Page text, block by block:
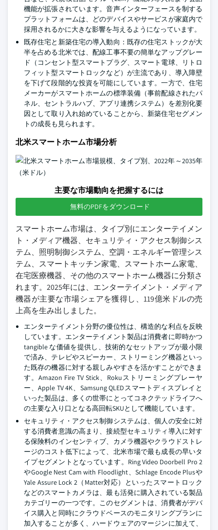
機能が拡張されています。音声インターフェースを制する
プラットフォームは、どのデバイスやサービスが家庭内で
採用されるかに大きな影響を与えるようになっています。
既存住宅と新築住宅の導入動向：既存の住宅ストックが大
半を占める北米では、配線工事不要の簡単なアップグレー
ド（コンセント型スマートプラグ、スマート電球、リトロ
フィット型スマートロックなど）が主流であり、導入障壁
を下げて段階的な投資を可能にしています。一方で、住宅
メーカーがスマートホームの標準装備（事前配線されたパ
ネル、セントラルハブ、アプリ連携システム）を差別化要
因として取り入れ始めていることから、新築住宅セグメン
トの成長も見られます。
北米スマートホーム市場分析
主要な市場動向を把握するには
無料のPDFをダウンロード
スマートホーム市場は、タイプ別にエンターテイメン
ト・メディア機器、セキュリティ・アクセス制御シス
テム、照明制御システム、空調・エネルギー管理シス
テム、スマートキッチン家電、スマートホーム家電、
在宅医療機器、その他のスマートホーム機器に分類さ
れます。2025年には、エンターテイメント・メディア
機器が主要な市場シェアを獲得し、119億米ドルの売
上高を生み出しました。
エンターテイメント分野の優位性は、構造的な利点を反映
しています。エンターテイメント製品は消費者に即時かつ
tangible な価値を提供し、技術的なセットアップが最小限
で済み、テレビやスピーカー、ストリーミング機器といっ
た既存の機器に対する親しみやすさを活かすことができま
す。Amazon Fire TV Stick、Rokuストリーミングプレーヤ
ー、Apple TV 4K、Samsung QLEDスマートディスプレイと
いった製品は、多くの世帯にとってコネクテッドライフへ
の主要な入り口となる高回転SKUとして機能しています。
セキュリティ・アクセス制御システムは、個人の安全に対
する消費者意識の高まり、接続型セキュリティ導入に対す
る保険料のインセンティブ、カメラ機器やクラウドストレ
ージのコスト低下によって、北米市場で最も成長の早いタ
イプセグメントとなっています。Ring Video Doorbell Pro 2
やGoogle Nest Cam with Floodlight、Schlage Encode Plusや
Yale Assure Lock 2（Matter対応）といったスマートロック
などのスマートカメラは、最も活発に購入されている製品
カテゴリーの一つです。このセグメントは、消費者がデバ
イス購入と同時にクラウドベースのモニタリングプランに
加入することが多く、ハードウェアのマージンに加えて、